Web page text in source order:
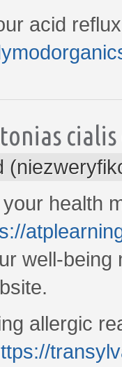
acid
health
well-being
allergic